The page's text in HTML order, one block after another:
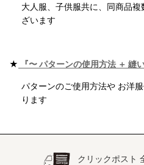
大人服、子供服共に、同商品
ざいます
★ 『〜 パターンの使用方法 ＋ 縫
パターンのご使用方法や お洋
ります
クリックポスト